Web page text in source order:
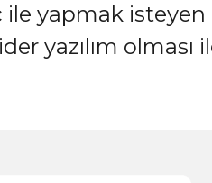
ile yapmak
yazılım olması